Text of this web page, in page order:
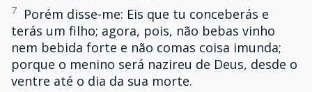
7
Porém disse-me: Eis que tu conceberás e
terás um filho; agora, pois, não bebas vinho
nem bebida forte e não comas coisa imunda;
porque o menino será nazireu de Deus, desde o
ventre até o dia da sua morte.